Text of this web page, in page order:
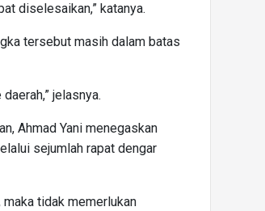
diselesaikan,” katanya.
tersebut masih dalam batas
jelasnya.
Ahmad Yani menegaskan
sejumlah rapat dengar
maka tidak memerlukan